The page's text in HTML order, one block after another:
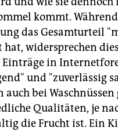
kommt. Während
das Gesamturteil
hat, widersprechen
Einträge in
und "zuverlässig
auch bei Waschnüssen
Qualitäten, je
die Frucht ist. Ein